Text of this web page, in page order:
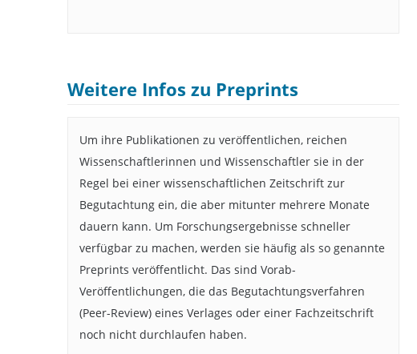
Weitere Infos zu Preprints
Um ihre Publikationen zu veröffentlichen, reichen
Wissenschaftlerinnen und Wissenschaftler sie in der
Regel bei einer wissenschaftlichen Zeitschrift zur
Begutachtung ein, die aber mitunter mehrere Monate
dauern kann. Um Forschungsergebnisse schneller
verfügbar zu machen, werden sie häufig als so genannte
Preprints veröffentlicht. Das sind Vorab-
Veröffentlichungen, die das Begutachtungsverfahren
(Peer-Review) eines Verlages oder einer Fachzeitschrift
noch nicht durchlaufen haben.